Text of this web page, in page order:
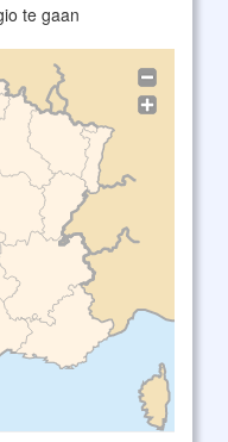
te gaan